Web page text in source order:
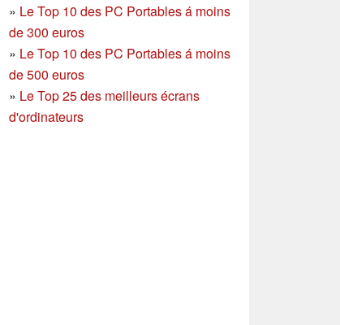
» Le Top 10 des PC Portables á moins
de 300 euros
» Le Top 10 des PC Portables á moins
de 500 euros
» Le Top 25 des meilleurs écrans
d'ordinateurs